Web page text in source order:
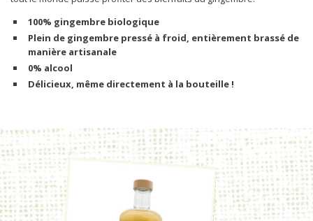
100% gingembre biologique
Plein de gingembre pressé à froid, entièrement brassé de
manière artisanale
0% alcool
Délicieux, même directement à la bouteille !